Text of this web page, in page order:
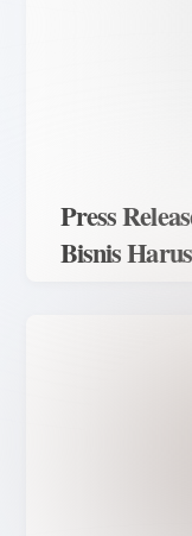
Press
Bisnis